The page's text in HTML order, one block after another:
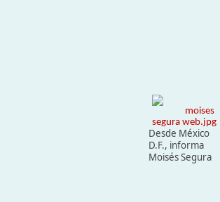
Desde México
D.F., informa
Moisés Segura